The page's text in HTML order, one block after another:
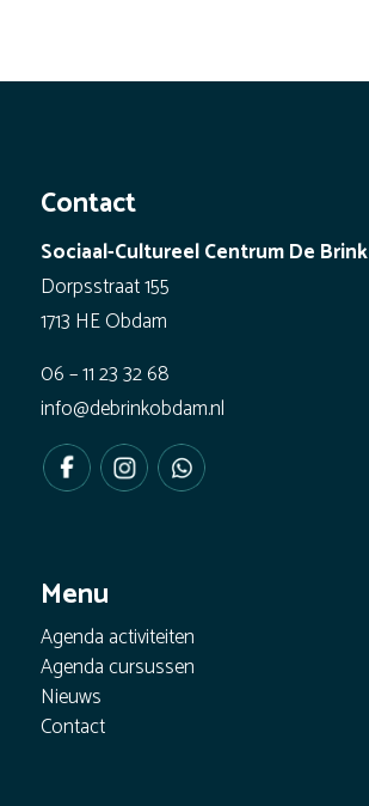
Contact
Sociaal-Cultureel Centrum De Brink
Dorpsstraat 155
1713 HE Obdam
06 – 11 23 32 68
info@debrinkobdam.nl
Menu
Agenda activiteiten
Agenda cursussen
Nieuws
Contact